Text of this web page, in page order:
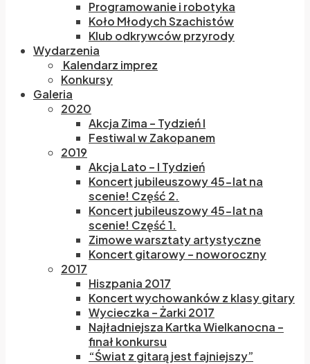
Programowanie i robotyka
Koło Młodych Szachistów
Klub odkrywców przyrody
Wydarzenia
Kalendarz imprez
Konkursy
Galeria
2020
Akcja Zima – Tydzień I
Festiwal w Zakopanem
2019
Akcja Lato – I Tydzień
Koncert jubileuszowy 45-lat na
scenie! Część 2.
Koncert jubileuszowy 45-lat na
scenie! Część 1.
Zimowe warsztaty artystyczne
Koncert gitarowy – noworoczny
2017
Hiszpania 2017
Koncert wychowanków z klasy gitary
Wycieczka – Żarki 2017
Najładniejsza Kartka Wielkanocna –
finał konkursu
“Świat z gitarą jest fajniejszy”